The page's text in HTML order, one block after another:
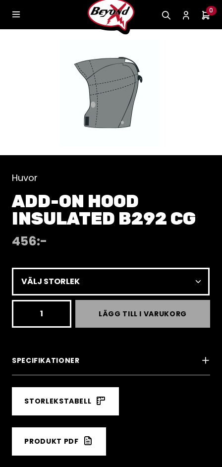
0
Huvor
ADD-ON HOOD
INSULATED B292 CG
456:-
CG
mängd
LÄGG TILL I VARUKORG
SPECIFIKATIONER
STORLEKSTABELL
PRODUKT PDF